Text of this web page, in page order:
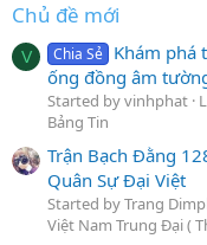
Chủ đề mới
V Chia Sẻ Khám phá
ống đồng âm
Started by vinhphat
Bảng Tin
Trận Bạch Đằng
Quân Sự Đại Việt
Started by Trang
Việt Nam Trung Đại (